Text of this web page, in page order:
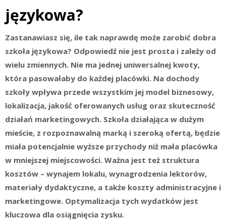
językowa?
Zastanawiasz się, ile tak naprawdę może zarobić dobra
szkoła językowa? Odpowiedź nie jest prosta i zależy od
wielu zmiennych. Nie ma jednej uniwersalnej kwoty,
która pasowałaby do każdej placówki. Na dochody
szkoły wpływa przede wszystkim jej model biznesowy,
lokalizacja, jakość oferowanych usług oraz skuteczność
działań marketingowych. Szkoła działająca w dużym
mieście, z rozpoznawalną marką i szeroką ofertą, będzie
miała potencjalnie wyższe przychody niż mała placówka
w mniejszej miejscowości. Ważna jest też struktura
kosztów – wynajem lokalu, wynagrodzenia lektorów,
materiały dydaktyczne, a także koszty administracyjne i
marketingowe. Optymalizacja tych wydatków jest
kluczowa dla osiągnięcia zysku.